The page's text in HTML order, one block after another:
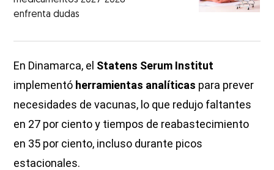
enfrenta dudas
En Dinamarca, el Statens Serum Institut
implementó herramientas analíticas para prever
necesidades de vacunas, lo que redujo faltantes
en 27 por ciento y tiempos de reabastecimiento
en 35 por ciento, incluso durante picos
estacionales.